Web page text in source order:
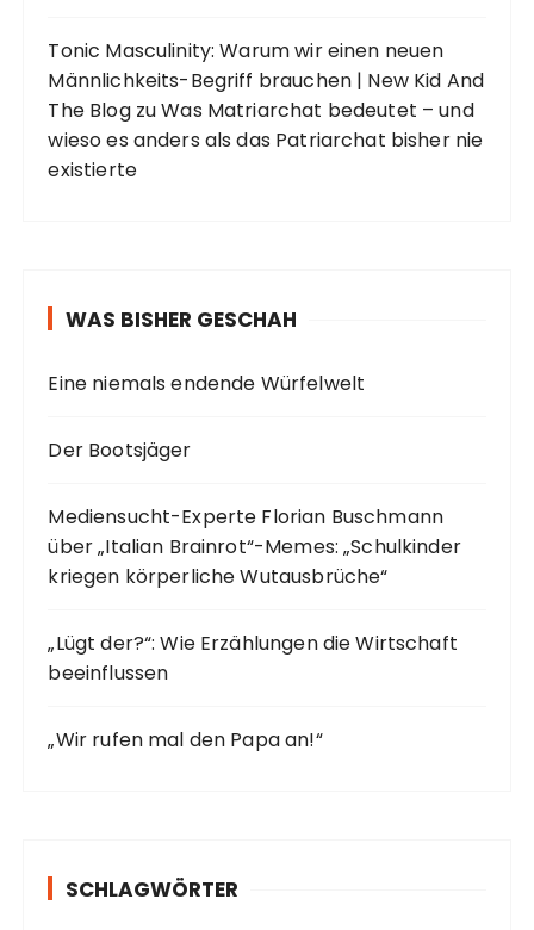
Tonic Masculinity: Warum wir einen neuen
Männlichkeits-Begriff brauchen | New Kid And
The BlogzuWas Matriarchat bedeutet – und
wieso es anders als das Patriarchat bisher nie
existierte
WAS BISHER GESCHAH
Eine niemals endende Würfelwelt
Der Bootsjäger
Mediensucht-Experte Florian Buschmann
über „Italian Brainrot“-Memes: „Schulkinder
kriegen körperliche Wutausbrüche“
„Lügt der?“: Wie Erzählungen die Wirtschaft
beeinflussen
„Wir rufen mal den Papa an!“
SCHLAGWÖRTER